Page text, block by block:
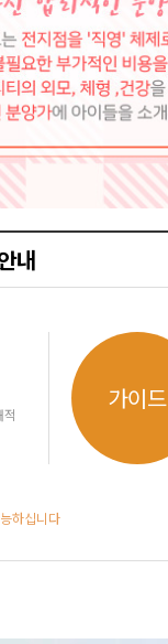
내
가이드
하십니다